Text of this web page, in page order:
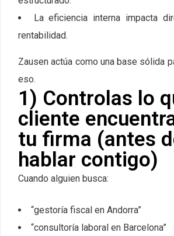
La eficiencia interna impacta
rentabilidad.
Zausen actúa como una base sólida
eso.
1) Controlas lo
cliente
tu firma (antes
hablar contigo)
Cuando alguien busca:
“gestoría fiscal en Andorra”
“consultoría laboral en Barcelona”